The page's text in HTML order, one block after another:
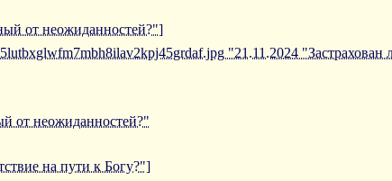
от неожиданностей?"]
"21.11.2024 "Застрахован
от неожиданностей?"
на пути к Богу?"]